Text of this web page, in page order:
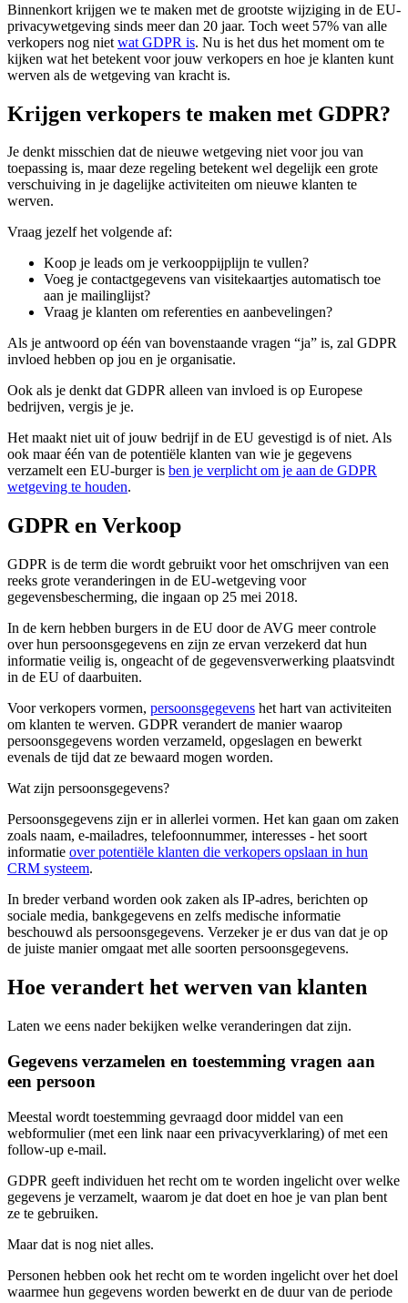
Binnenkort krijgen we te maken met de grootste wijziging in de EU-
privacywetgeving sinds meer dan 20 jaar. Toch weet 57% van alle
verkopers nog niet wat GDPR is. Nu is het dus het moment om te
kijken wat het betekent voor jouw verkopers en hoe je klanten kunt
werven als de wetgeving van kracht is.
Krijgen verkopers te maken met GDPR?
Je denkt misschien dat de nieuwe wetgeving niet voor jou van
toepassing is, maar deze regeling betekent wel degelijk een grote
verschuiving in je dagelijke activiteiten om nieuwe klanten te
werven.
Vraag jezelf het volgende af:
Koop je leads om je verkooppijplijn te vullen?
Voeg je contactgegevens van visitekaartjes automatisch toe
aan je mailinglijst?
Vraag je klanten om referenties en aanbevelingen?
Als je antwoord op één van bovenstaande vragen “ja” is, zal GDPR
invloed hebben op jou en je organisatie.
Ook als je denkt dat GDPR alleen van invloed is op Europese
bedrijven, vergis je je.
Het maakt niet uit of jouw bedrijf in de EU gevestigd is of niet. Als
ook maar één van de potentiële klanten van wie je gegevens
verzamelt een EU-burger is ben je verplicht om je aan de GDPR
wetgeving te houden.
GDPR en Verkoop
GDPR is de term die wordt gebruikt voor het omschrijven van een
reeks grote veranderingen in de EU-wetgeving voor
gegevensbescherming, die ingaan op 25 mei 2018.
In de kern hebben burgers in de EU door de AVG meer controle
over hun persoonsgegevens en zijn ze ervan verzekerd dat hun
informatie veilig is, ongeacht of de gegevensverwerking plaatsvindt
in de EU of daarbuiten.
Voor verkopers vormen, persoonsgegevens het hart van activiteiten
om klanten te werven. GDPR verandert de manier waarop
persoonsgegevens worden verzameld, opgeslagen en bewerkt
evenals de tijd dat ze bewaard mogen worden.
Wat zijn persoonsgegevens?
Persoonsgegevens zijn er in allerlei vormen. Het kan gaan om zaken
zoals naam, e-mailadres, telefoonnummer, interesses - het soort
informatie over potentiële klanten die verkopers opslaan in hun
CRM systeem.
In breder verband worden ook zaken als IP-adres, berichten op
sociale media, bankgegevens en zelfs medische informatie
beschouwd als persoonsgegevens. Verzeker je er dus van dat je op
de juiste manier omgaat met alle soorten persoonsgegevens.
Hoe verandert het werven van klanten
Laten we eens nader bekijken welke veranderingen dat zijn.
Gegevens verzamelen en toestemming vragen aan
een persoon
Meestal wordt toestemming gevraagd door middel van een
webformulier (met een link naar een privacyverklaring) of met een
follow-up e-mail.
GDPR geeft individuen het recht om te worden ingelicht over welke
gegevens je verzamelt, waarom je dat doet en hoe je van plan bent
ze te gebruiken.
Maar dat is nog niet alles.
Personen hebben ook het recht om te worden ingelicht over het doel
waarmee hun gegevens worden bewerkt en de duur van de periode